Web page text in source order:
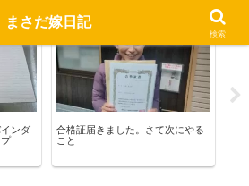
ンダ
宅建合格への道
合格証届きました。さて次にやる
こと
まさだ嫁日記
検索